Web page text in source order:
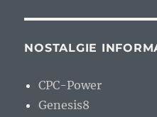
NOSTALGIE
CPC-Power
Genesis8